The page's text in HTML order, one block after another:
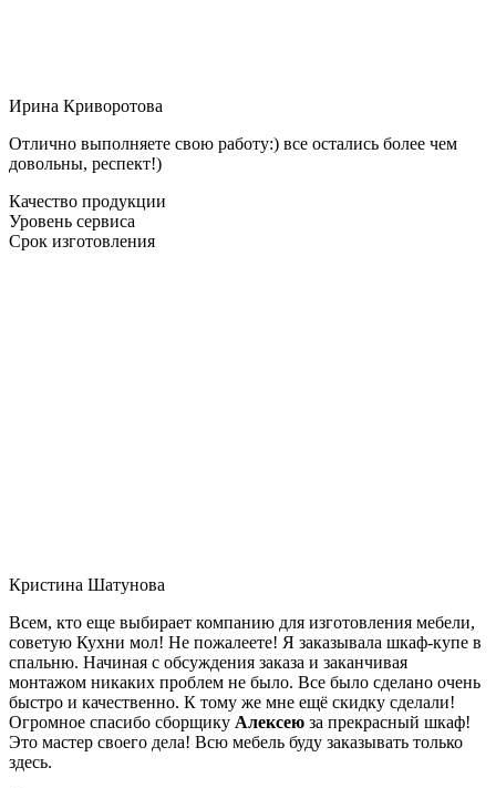
Ирина Криворотова
Отлично выполняете свою работу:) все остались более чем
довольны, респект!)
Качество продукции
Уровень сервиса
Срок изготовления
Кристина Шатунова
Всем, кто еще выбирает компанию для изготовления мебели,
советую Кухни мол! Не пожалеете! Я заказывала шкаф-купе в
спальню. Начиная с обсуждения заказа и заканчивая
монтажом никаких проблем не было. Все было сделано очень
быстро и качественно. К тому же мне ещё скидку сделали!
Огромное спасибо сборщику Алексею за прекрасный шкаф!
Это мастер своего дела! Всю мебель буду заказывать только
здесь.